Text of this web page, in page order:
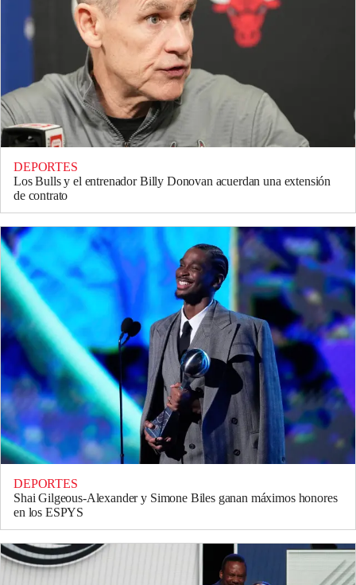
DEPORTES
Los Bulls y el entrenador Billy Donovan acuerdan una extensión
de contrato
DEPORTES
Shai Gilgeous-Alexander y Simone Biles ganan máximos honores
en los ESPYS